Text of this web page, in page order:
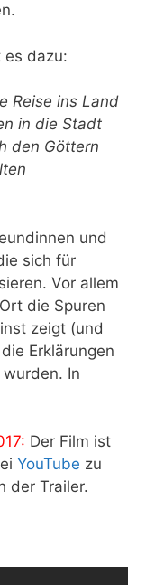
es dazu:
Reise ins Land
in die Stadt
den Göttern
und
sich für
Vor allem
die Spuren
zeigt (und
Erklärungen
In
Der Film ist
YouTube zu
der Trailer.